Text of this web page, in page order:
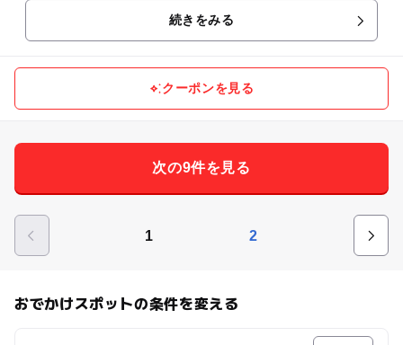
続きをみる
クーポンを見る
次の9件を見る
1 2
おでかけスポットの条件を変える